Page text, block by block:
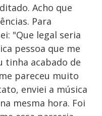
Acho que
Para
"Que legal seria
pessoa que me
tinha acabado de
pareceu muito
enviei a música
mesma hora. Foi